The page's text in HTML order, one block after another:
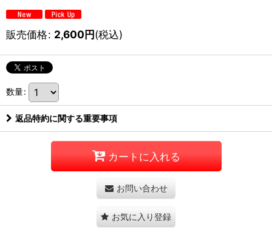
販売価格: 2,600円(税込)
数量:
返品特約に関する重要事項
カートに入れる
お問い合わせ
お気に入り登録